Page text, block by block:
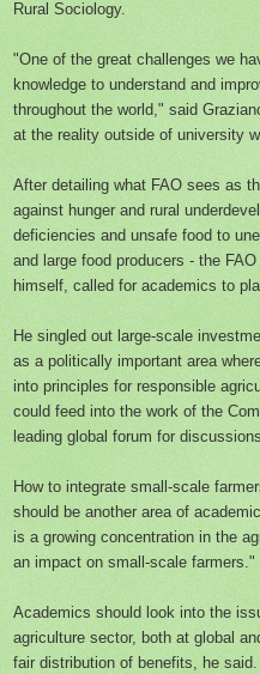
Rural Sociology.
"One of the great challenges we
knowledge to understand and
throughout the world," said
at the reality outside of university
After detailing what FAO sees as
against hunger and rural
deficiencies and unsafe food to
and large food producers - the
himself, called for academics to
He singled out large-scale
as a politically important area
into principles for responsible
could feed into the work of the
leading global forum for
How to integrate small-scale
should be another area of
is a growing concentration in the
an impact on small-scale farmers."
Academics should look into the
agriculture sector, both at global
fair distribution of benefits, he said.